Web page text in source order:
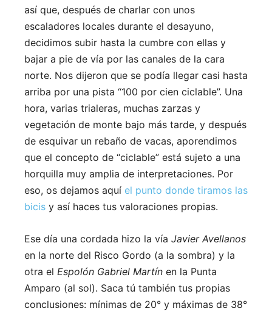
así que, después de charlar con unos
escaladores locales durante el desayuno,
decidimos subir hasta la cumbre con ellas y
bajar a pie de vía por las canales de la cara
norte. Nos dijeron que se podía llegar casi hasta
arriba por una pista “100 por cien ciclable”. Una
hora, varias trialeras, muchas zarzas y
vegetación de monte bajo más tarde, y después
de esquivar un rebaño de vacas, aporendimos
que el concepto de “ciclable” está sujeto a una
horquilla muy amplia de interpretaciones. Por
eso, os dejamos aquí el punto donde tiramos las
bicis y así haces tus valoraciones propias.
Ese día una cordada hizo la vía Javier Avellanos
en la norte del Risco Gordo (a la sombra) y la
otra el Espolón Gabriel Martín en la Punta
Amparo (al sol). Saca tú también tus propias
conclusiones: mínimas de 20° y máximas de 38°